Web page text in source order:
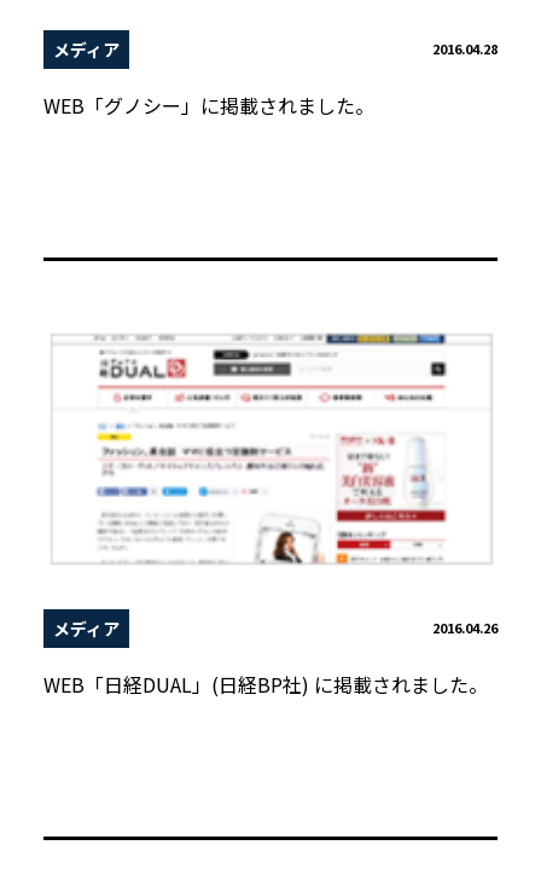
メディア 2016.04.28
WEB「グノシー」に掲載されました。
メディア 2016.04.26
WEB「日経DUAL」(日経BP社) に掲載されました。